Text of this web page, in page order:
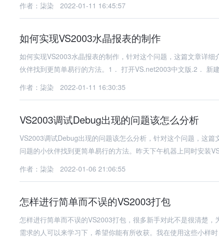
作者：柒染
2022-01-11 16:45:57
如何实现VS2003水晶报表的制作
如何实现VS2003水晶报表的制作，针对这个问题，这篇文章详
伙伴找到更简单易行的方法。1． 打开VS.net2003中文版.2． 新
作者：柒染
2022-01-11 16:30:35
VS2003调试Debug出现的问题该怎么分析
VS2003调试Debug出现的问题该怎么分析，针对这个问题，这
问题的小伙伴找到更简单易行的方法。昨天下午机器上同时安装
作者：柒染
2022-01-06 21:06:55
怎样进行简单而不误的VS2003打包
怎样进行简单而不误的VS2003打包，很多新手对此不是很清楚
需求的人可以来学习下，希望你能有所收获。我在使用这些小样